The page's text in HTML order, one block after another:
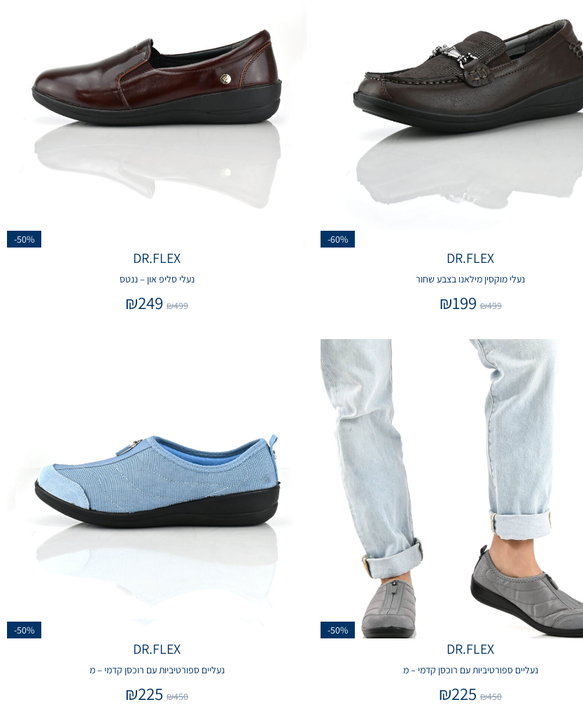
-60%
DR.FLEX
נעלי מוקסין מילאנו בצבע שחור
₪499
₪199
-50%
DR.FLEX
נעלי סליפ און – ננטס
₪499
₪249
-50%
DR.FLEX
נעליים ספורטיביות עם רוכסן קדמי – מ
₪450
₪225
-50%
DR.FLEX
נעליים ספורטיביות עם רוכסן קדמי – מ
₪450
₪225